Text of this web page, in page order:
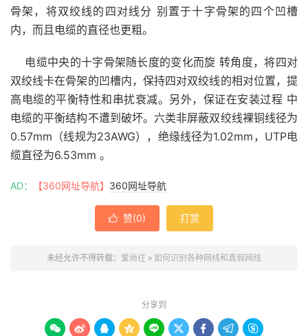
骨架，将双绞线的四对线分 别置于十字骨架的四个凹槽
内，而且电缆的直径也更粗。
电缆中央的十字骨架随长度的变化而旋 转角度，将四对
双绞线卡在骨架的凹槽内，保持四对双绞线的相对位置，提
高电缆的平衡特性和串扰衰减。另外，保证在安装过程 中
电缆的平衡结构不遭到破坏。六类非屏蔽双绞线裸铜线径为
0.57mm（线规为23AWG），绝缘线径为1.02mm，UTP电
缆直径为6.53mm 。
AD： 【360网址导航】 360网址导航
 赞(0) 打赏
未经允许不得转载： 爱尚往 » 如何识别各种网线和真假网线
分享到
        